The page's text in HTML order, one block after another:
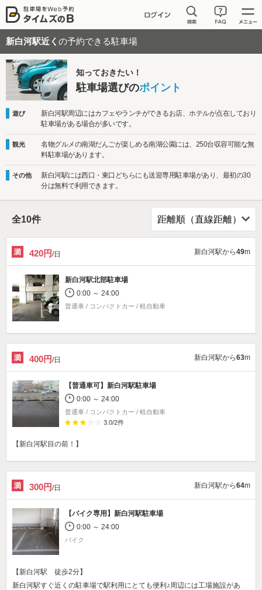
新白河駅近く の予約できる駐車場
知っておきたい！
駐車場選びのポイント
遊び
新白河駅周辺にはカフェやランチができるお店、ホテルが点在しており
駐車場がある場合が多いです。
観光
名物グルメの南湖だんごが楽しめる南湖公園には、250台収容可能な無
料駐車場があります。
その他
新白河駅には西口・東口どちらにも送迎専用駐車場があり、最初の30
分は無料で利用できます。
全10件
420円/日 新白河駅から49m
新白河駅北部駐車場
0:00 ～ 24:00
普通車 / コンパクトカー / 軽自動車
400円/日 新白河駅から63m
【普通車可】 新白河駅駐車場
0:00 ～ 24:00
普通車 / コンパクトカー / 軽自動車
3.0/2件
【新白河駅目の前！】
300円/日 新白河駅から64m
【バイク専用】 新白河駅駐車場
0:00 ～ 24:00
バイク
【新白河駅 徒歩2分】
新白河駅すぐ近くの駐車場で駅利用にとても便利♪周辺には工場施設があ